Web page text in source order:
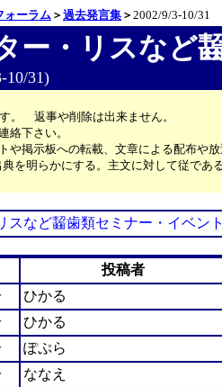
ォーラム ＞ 過去発言集 ＞ 2002/9/3-10/31
ー・リスなど
10/31)
。 返事や削除は出来ません。
絡下さい。
や掲示板への転載、文章による配布や
を明らかにする。主文に対して従であ
スなど齧歯類セミナー・イベン
投稿者
ひかる
ひかる
ぽぷら
ななえ